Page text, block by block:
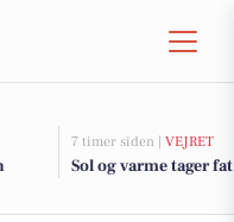
7 timer siden | VEJRET
Sol og varme tager